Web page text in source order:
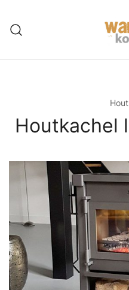
naar
Houtkachel